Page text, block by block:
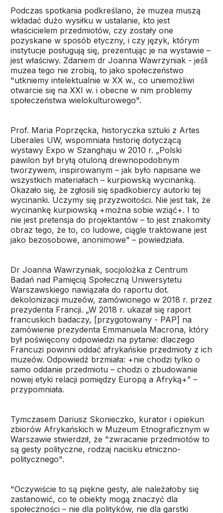
Podczas spotkania podkreślano, że muzea muszą
wkładać dużo wysiłku w ustalanie, kto jest
właścicielem przedmiotów, czy zostały one
pozyskane w sposób etyczny, i czy język, którym
instytucje posługują się, prezentując je na wystawie –
jest właściwy. Zdaniem dr Joanna Wawrzyniak - jeśli
muzea tego nie zrobią, to jako społeczeństwo
"utkniemy intelektualnie w XX w., co uniemożliwi
otwarcie się na XXI w. i obecne w nim problemy
społeczeństwa wielokulturowego".
Prof. Maria Poprzęcka, historyczka sztuki z Artes
Liberales UW, wspomniała historię dotyczącą
wystawy Expo w Szanghaju w 2010 r. „Polski
pawilon był bryłą otuloną drewnopodobnym
tworzywem, inspirowanym – jak było napisane we
wszystkich materiałach – kurpiowską wycinanką.
Okazało się, że zgłosili się spadkobiercy autorki tej
wycinanki. Uczymy się przyzwoitości. Nie jest tak, że
wycinankę kurpiowską +można sobie wziąć+. I to
nie jest pretensja do projektantów – to jest znakomity
obraz tego, że to, co ludowe, ciągle traktowane jest
jako bezosobowe, anonimowe” – powiedziała.
Dr Joanna Wawrzyniak, socjolożka z Centrum
Badań nad Pamięcią Społeczną Uniwersytetu
Warszawskiego nawiązała do raportu dot.
dekolonizacji muzeów, zamówionego w 2018 r. przez
prezydenta Francji. „W 2018 r. ukazał się raport
francuskich badaczy, [przygotowany - PAP] na
zamówienie prezydenta Emmanuela Macrona, który
był poświęcony odpowiedzi na pytanie: dlaczego
Francuzi powinni oddać afrykańskie przedmioty z ich
muzeów. Odpowiedź brzmiała: +nie chodzi tylko o
samo oddanie przedmiotu – chodzi o zbudowanie
nowej etyki relacji pomiędzy Europą a Afryką+” –
przypomniała.
Tymczasem Dariusz Skonieczko, kurator i opiekun
zbiorów Afrykańskich w Muzeum Etnograficznym w
Warszawie stwierdził, że "zwracanie przedmiotów to
są gesty polityczne, rodzaj nacisku etniczno-
politycznego".
"Oczywiście to są piękne gesty, ale należałoby się
zastanowić, co te obiekty mogą znaczyć dla
społeczności – nie dla polityków, nie dla garstki